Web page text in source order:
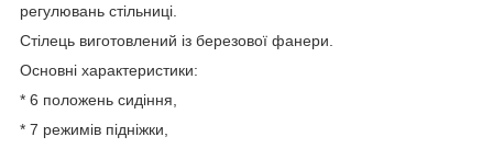
регулювань стільниці.
Стілець виготовлений із березової фанери.
Основні характеристики:
* 6 положень сидіння,
* 7 режимів підніжки,